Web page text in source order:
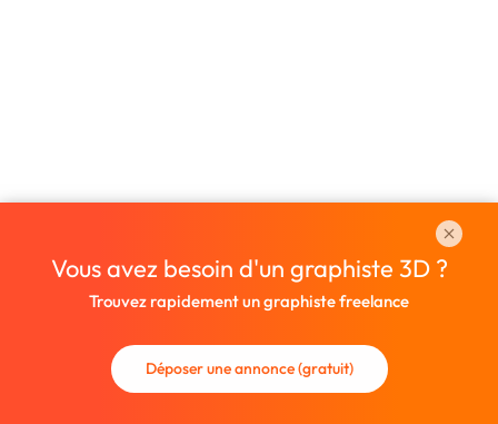
Vous avez besoin d'un graphiste 3D ?
Trouvez rapidement un graphiste freelance
Déposer une annonce (gratuit)